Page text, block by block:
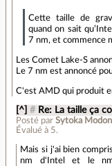
Cette taille de
quand on sait
7 nm, et commence
Les Comet Lake-S
Le 7 nm est annoncé
C'est AMD qui produit
[^] # Re: La taille ça
Posté parSytoka Modon
Évalué à 5.
Mais si j'ai bien
nm d'Intel et le